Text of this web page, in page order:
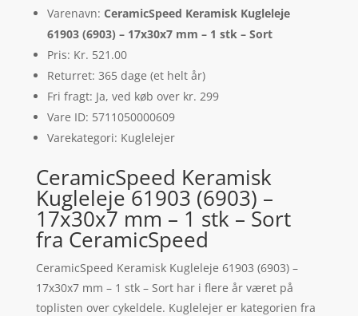
Varenavn: CeramicSpeed Keramisk Kugleleje
61903 (6903) – 17x30x7 mm – 1 stk – Sort
Pris: Kr. 521.00
Returret: 365 dage (et helt år)
Fri fragt: Ja, ved køb over kr. 299
Vare ID: 5711050000609
Varekategori: Kuglelejer
CeramicSpeed Keramisk
Kugleleje 61903 (6903) –
17x30x7 mm – 1 stk – Sort
fra CeramicSpeed
CeramicSpeed Keramisk Kugleleje 61903 (6903) –
17x30x7 mm – 1 stk – Sort har i flere år været på
toplisten over cykeldele. Kuglelejer er kategorien fra